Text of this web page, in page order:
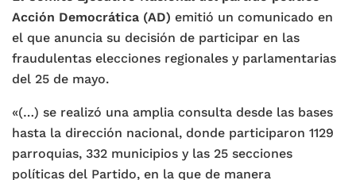
Acción Democrática (AD) emitió un comunicado en
el que anuncia su decisión de participar en las
fraudulentas elecciones regionales y parlamentarias
del 25 de mayo.
«(…) se realizó una amplia consulta desde las bases
hasta la dirección nacional, donde participaron 1129
parroquias, 332 municipios y las 25 secciones
políticas del Partido, en la que de manera